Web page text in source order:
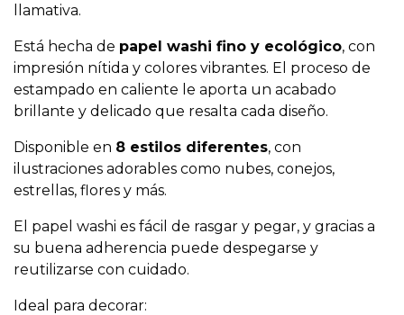
llamativa.
Está hecha de papel washi fino y ecológico, con
impresión nítida y colores vibrantes. El proceso de
estampado en caliente le aporta un acabado
brillante y delicado que resalta cada diseño.
Disponible en 8 estilos diferentes, con
ilustraciones adorables como nubes, conejos,
estrellas, flores y más.
El papel washi es fácil de rasgar y pegar, y gracias a
su buena adherencia puede despegarse y
reutilizarse con cuidado.
Ideal para decorar: